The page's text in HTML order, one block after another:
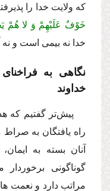
كه ولایت خدا را
خَوْفٌ عَلَیْهِمْ وَ لا هُمْ
خدا نه بیمى است و نه
نگاهى به
خداوند
پیش‌تر گفتیم كه
راه یافتگان به
آنان بسته به
گوناگونى برخوردار
مراتب دارد و نعمت